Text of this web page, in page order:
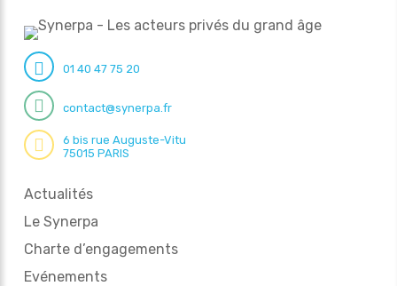
01 40 47 75 20
contact@synerpa.fr
6 bis rue Auguste-Vitu
75015 PARIS
Actualités
Le Synerpa
Charte d’engagements
Evénements